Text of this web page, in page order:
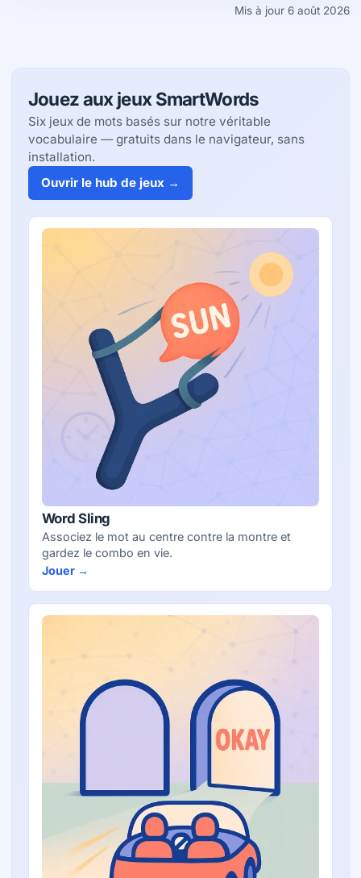
Mis à jour 6 août 2026
Jouez aux jeux SmartWords
Six jeux de mots basés sur notre véritable
vocabulaire — gratuits dans le navigateur, sans
installation.
Ouvrir le hub de jeux →
Word Sling
Associez le mot au centre contre la montre et
gardez le combo en vie.
Jouer →